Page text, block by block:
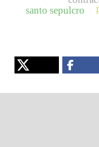
santo sepulcro